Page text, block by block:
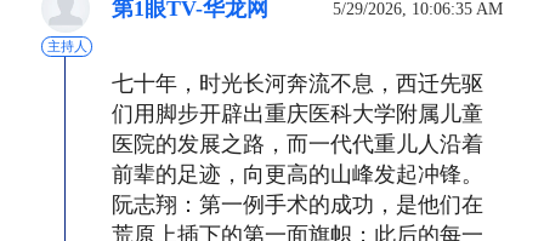
主持人
第1眼TV-华龙网 5/29/2026, 10:06:35 AM
七十年，时光长河奔流不息，西迁先驱
们用脚步开辟出重庆医科大学附属儿童
医院的发展之路，而一代代重儿人沿着
前辈的足迹，向更高的山峰发起冲锋。
阮志翔：第一例手术的成功，是他们在
荒原上插下的第一面旗帜；此后的每一